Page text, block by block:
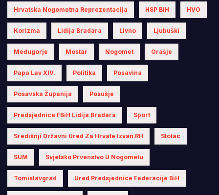
Hrvatska Nogometna Reprezentacija HSP BiH HVO
Korizma Lidija Bradara Livno Ljubuški
Međugorje Mostar Nogomet Orašje
Papa Lav XIV. Politika Posavina
Posavska Županija Posušje
Predsjednica FBiH Lidija Bradara Sport
Središnji Državni Ured Za Hrvate Izvan RH Stolac
SUM Svjetsko Prvenstvo U Nogometu
Tomislavgrad Ured Predsjednice Federacije BiH